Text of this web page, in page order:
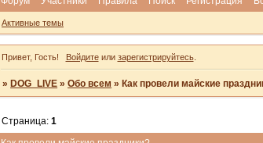
Активные темы
Привет, Гость! Войдитеили зарегистрируйтесь.
»DOG_LIVE »Обо всем »Как провели майские
Страница:1